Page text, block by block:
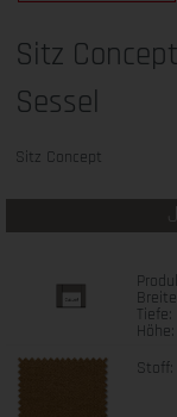
Sitz
Sessel
Sitz Concept
Stoff: